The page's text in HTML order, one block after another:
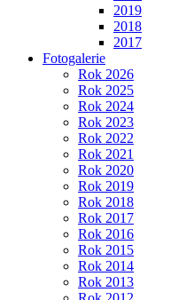
2019
2018
2017
Fotogalerie
Rok 2026
Rok 2025
Rok 2024
Rok 2023
Rok 2022
Rok 2021
Rok 2020
Rok 2019
Rok 2018
Rok 2017
Rok 2016
Rok 2015
Rok 2014
Rok 2013